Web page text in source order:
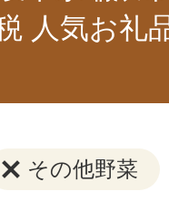
人気お礼
その他野菜